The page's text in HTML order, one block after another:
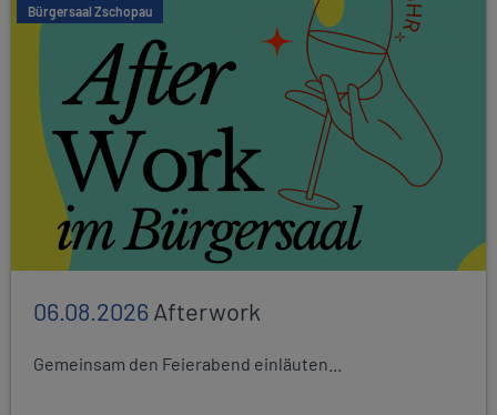
Bürgersaal Zschopau
06.08.2026Afterwork
Gemeinsam den Feierabend einläuten...